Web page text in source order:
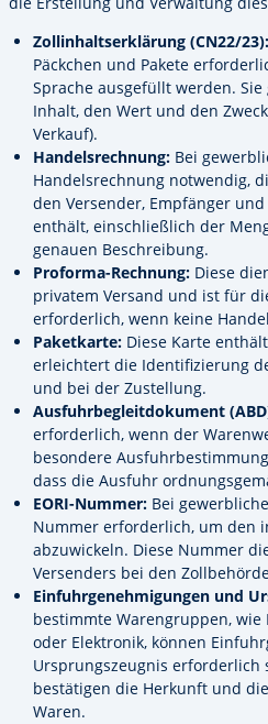
Zollinhaltserklärung (CN22/23):
Päckchen und Pakete
Sprache ausgefüllt werden.
Inhalt, den Wert und den
Verkauf).
Handelsrechnung: Bei
Handelsrechnung notwendig,
den Versender, Empfänger
enthält, einschließlich der
genauen Beschreibung.
Proforma-Rechnung: Diese
privatem Versand und ist für
erforderlich, wenn keine
Paketkarte: Diese Karte
erleichtert die Identifizierung
und bei der Zustellung.
Ausfuhrbegleitdokument
erforderlich, wenn der
besondere
dass die Ausfuhr
EORI-Nummer: Bei
Nummer erforderlich, um den
abzuwickeln. Diese Nummer
Versenders bei den
Einfuhrgenehmigungen und
bestimmte Warengruppen,
oder Elektronik, können
Ursprungszeugnis erforderlich
bestätigen die Herkunft und
Waren.